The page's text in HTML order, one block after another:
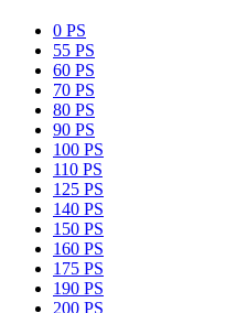
0 PS
55 PS
60 PS
70 PS
80 PS
90 PS
100 PS
110 PS
125 PS
140 PS
150 PS
160 PS
175 PS
190 PS
200 PS